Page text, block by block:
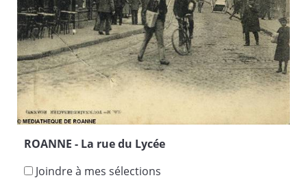
ROANNE - La rue du Lycée
Joindre à mes sélections